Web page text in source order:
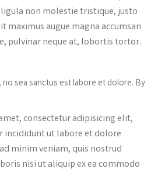
ligula non molestie tristique, justo
augue magna accumsan
pulvinar neque at, lobortis tortor.
sea sanctus est labore et dolore. By
consectetur adipisicing elit,
incididunt ut labore et dolore
minim veniam, quis nostrud
nisi ut aliquip ex ea commodo